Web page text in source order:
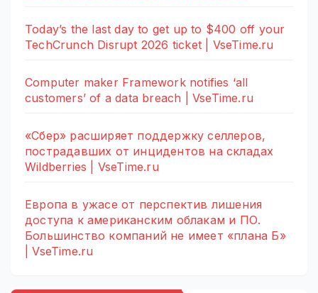
Today’s the last day to get up to $400 off your
TechCrunch Disrupt 2026 ticket | VseTime.ru
Computer maker Framework notifies ‘all
customers’ of a data breach | VseTime.ru
«Сбер» расширяет поддержку селлеров,
пострадавших от инцидентов на складах
Wildberries | VseTime.ru
Европа в ужасе от перспектив лишения
доступа к американским облакам и ПО.
Большинство компаний не имеет «плана Б»
| VseTime.ru